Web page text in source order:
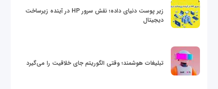
زیر پوست دنیای داده؛ نقش سرور HP در آینده زیرساخت
دیجیتال
تبلیغات هوشمند؛ وقتی الگوریتم جای خلاقیت را می‌گیرد